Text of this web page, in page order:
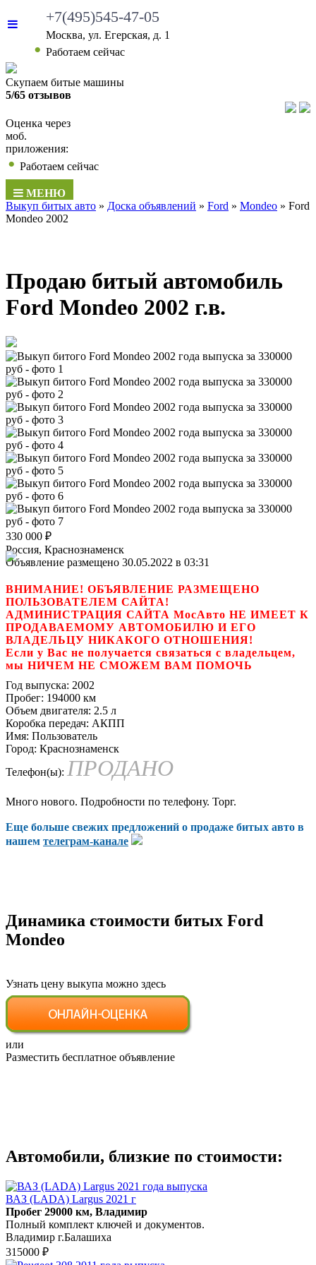
+7(495)545-47-05
Москва, ул. Егерская, д. 1
Работаем сейчас
Скупаем битые машины
5/65 отзывов
Оценка через
моб.
приложения:
Работаем сейчас
МЕНЮ
Выкуп битых авто » Доска объявлений » Ford » Mondeo » Ford
Mondeo 2002
Продаю битый автомобиль
Ford Mondeo 2002 г.в.
330 000 ₽
Россия, Краснознаменск
Объявление размещено 30.05.2022 в 03:31
ВНИМАНИЕ! ОБЪЯВЛЕНИЕ РАЗМЕЩЕНО
ПОЛЬЗОВАТЕЛЕМ САЙТА!
АДМИНИСТРАЦИЯ САЙТА МосАвто НЕ ИМЕЕТ К
ПРОДАВАЕМОМУ АВТОМОБИЛЮ И ЕГО
ВЛАДЕЛЬЦУ НИКАКОГО ОТНОШЕНИЯ!
Если у Вас не получается связаться с владельцем,
мы НИЧЕМ НЕ СМОЖЕМ ВАМ ПОМОЧЬ
Год выпуска: 2002
Пробег: 194000 км
Объем двигателя: 2.5 л
Коробка передач: АКПП
Имя: Пользователь
Город: Краснознаменск
Телефон(ы): ПРОДАНО
Много нового. Подробности по телефону. Торг.
Еще больше свежих предложений о продаже битых авто в
нашем телеграм-канале
Динамика стоимости битых Ford
Mondeo
Узнать цену выкупа можно здесь
или
Разместить бесплатное объявление
Автомобили, близкие по стоимости:
ВАЗ (LADA) Largus 2021 г
Пробег 29000 км, Владимир
Полный комплект ключей и документов.
Владимир г.Балашиха
315000 ₽